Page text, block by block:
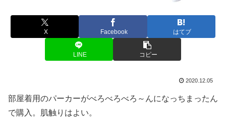
X Facebook はてブ
LINE コピー
2020.12.05
部屋着用のパーカーがべろべろべろ～んになっちまったん
で購入。肌触りはよい。